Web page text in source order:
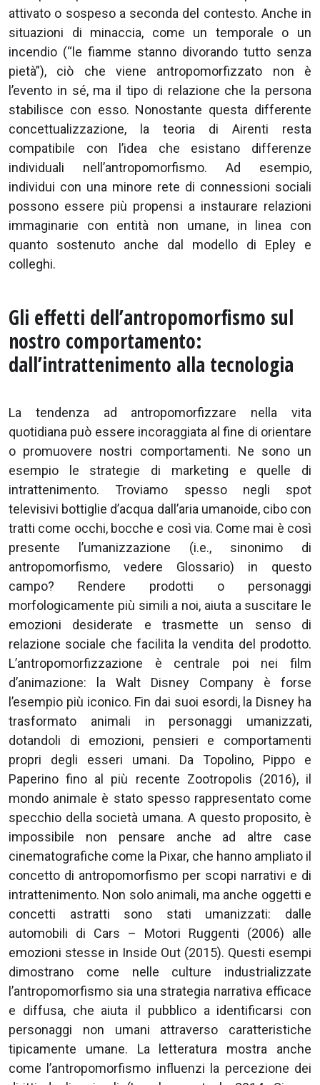
attivato o sospeso a seconda del contesto. Anche in
situazioni di minaccia, come un temporale o un
incendio (“le fiamme stanno divorando tutto senza
pietà”), ciò che viene antropomorfizzato non è
l’evento in sé, ma il tipo di relazione che la persona
stabilisce con esso. Nonostante questa differente
concettualizzazione, la teoria di Airenti resta
compatibile con l’idea che esistano differenze
individuali nell’antropomorfismo. Ad esempio,
individui con una minore rete di connessioni sociali
possono essere più propensi a instaurare relazioni
immaginarie con entità non umane, in linea con
quanto sostenuto anche dal modello di Epley e
colleghi.
Gli effetti dell’antropomorfismo sul
nostro comportamento:
dall’intrattenimento alla tecnologia
La tendenza ad antropomorfizzare nella vita
quotidiana può essere incoraggiata al fine di orientare
o promuovere nostri comportamenti. Ne sono un
esempio le strategie di marketing e quelle di
intrattenimento. Troviamo spesso negli spot
televisivi bottiglie d’acqua dall’aria umanoide, cibo con
tratti come occhi, bocche e così via. Come mai è così
presente l’umanizzazione (i.e., sinonimo di
antropomorfismo, vedere Glossario) in questo
campo? Rendere prodotti o personaggi
morfologicamente più simili a noi, aiuta a suscitare le
emozioni desiderate e trasmette un senso di
relazione sociale che facilita la vendita del prodotto.
L’antropomorfizzazione è centrale poi nei film
d’animazione: la Walt Disney Company è forse
l’esempio più iconico. Fin dai suoi esordi, la Disney ha
trasformato animali in personaggi umanizzati,
dotandoli di emozioni, pensieri e comportamenti
propri degli esseri umani. Da Topolino, Pippo e
Paperino fino al più recente Zootropolis (2016), il
mondo animale è stato spesso rappresentato come
specchio della società umana. A questo proposito, è
impossibile non pensare anche ad altre case
cinematografiche come la Pixar, che hanno ampliato il
concetto di antropomorfismo per scopi narrativi e di
intrattenimento. Non solo animali, ma anche oggetti e
concetti astratti sono stati umanizzati: dalle
automobili di Cars – Motori Ruggenti (2006) alle
emozioni stesse in Inside Out (2015). Questi esempi
dimostrano come nelle culture industrializzate
l’antropomorfismo sia una strategia narrativa efficace
e diffusa, che aiuta il pubblico a identificarsi con
personaggi non umani attraverso caratteristiche
tipicamente umane. La letteratura mostra anche
come l’antropomorfismo influenzi la percezione dei